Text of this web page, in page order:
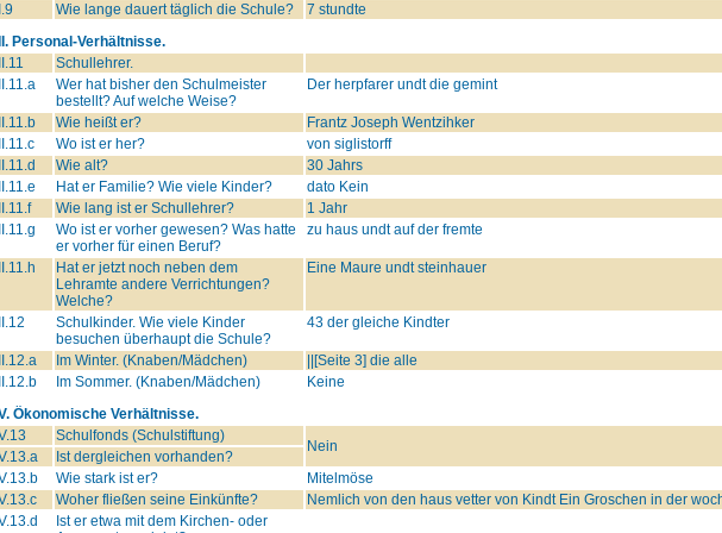
Wie lange dauert täglich die Schule?
7 stundte
Personal-Verhältnisse.
Schullehrer.
Wer hat bisher den Schulmeister
bestellt? Auf welche Weise?
Der herpfarer undt die gemint
Wie heißt er?
Frantz Joseph Wentzihker
Wo ist er her?
von siglistorff
Wie alt?
30 Jahrs
Hat er Familie? Wie viele Kinder?
dato Kein
Wie lang ist er Schullehrer?
1 Jahr
Wo ist er vorher gewesen? Was hatte
er vorher für einen Beruf?
zu haus undt auf der fremte
Hat er jetzt noch neben dem
Lehramte andere Verrichtungen?
Welche?
Eine Maure undt steinhauer
Schulkinder. Wie viele Kinder
besuchen überhaupt die Schule?
43 der gleiche Kindter
Im Winter. (Knaben/Mädchen)
||[Seite 3] die alle
Im Sommer. (Knaben/Mädchen)
Keine
Ökonomische Verhältnisse.
Schulfonds (Schulstiftung)
Nein
Ist dergleichen vorhanden?
Wie stark ist er?
Mitelmöse
Woher fließen seine Einkünfte?
Nemlich von den haus vetter von Kindt Ein Groschen in der
Ist er etwa mit dem Kirchen- oder